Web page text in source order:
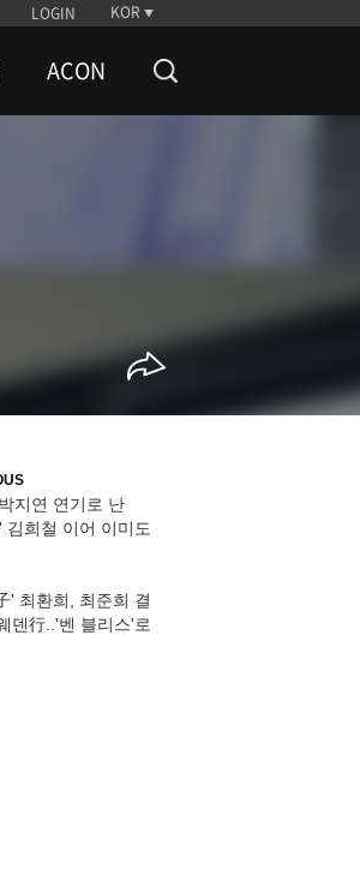
LOGIN KOR
ACON
지연 연기로 난
김희철 이어 이미도
' 최환희, 최준희 결
덴行..'벤 블리스'로